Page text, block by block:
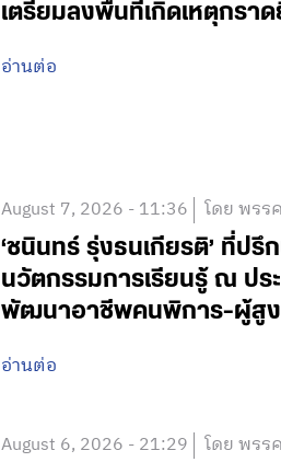
เตรียมลงพื้นที่เกิดเหตุกรา
อ่านต่อ
August 7, 2026 - 11:36 โดย พรร
‘ชนินทร์ รุ่งธนเกียรติ’ ที่ป
นวัตกรรมการเรียนรู้ ณ ประ
พัฒนาอาชีพคนพิการ-ผู้สู
อ่านต่อ
August 6, 2026 - 21:29 โดย พรร